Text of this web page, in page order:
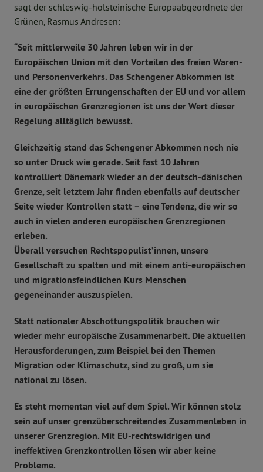
sagt der schleswig-holsteinische Europaabgeordnete der
Grünen, Rasmus Andresen:
“Seit mittlerweile 30 Jahren leben wir in der
Europäischen Union mit den Vorteilen des freien Waren-
und Personenverkehrs. Das Schengener Abkommen ist
eine der größten Errungenschaften der EU und vor allem
in europäischen Grenzregionen ist uns der Wert dieser
Regelung alltäglich bewusst.
Gleichzeitig stand das Schengener Abkommen noch nie
so unter Druck wie gerade. Seit fast 10 Jahren
kontrolliert Dänemark wieder an der deutsch-dänischen
Grenze, seit letztem Jahr finden ebenfalls auf deutscher
Seite wieder Kontrollen statt – eine Tendenz, die wir so
auch in vielen anderen europäischen Grenzregionen
erleben.
Überall versuchen Rechtspopulist’innen, unsere
Gesellschaft zu spalten und mit einem anti-europäischen
und migrationsfeindlichen Kurs Menschen
gegeneinander auszuspielen.
Statt nationaler Abschottungspolitik brauchen wir
wieder mehr europäische Zusammenarbeit. Die aktuellen
Herausforderungen, zum Beispiel bei den Themen
Migration oder Klimaschutz, sind zu groß, um sie
national zu lösen.
Es steht momentan viel auf dem Spiel. Wir können stolz
sein auf unser grenzüberschreitendes Zusammenleben in
unserer Grenzregion. Mit EU-rechtswidrigen und
ineffektiven Grenzkontrollen lösen wir aber keine
Probleme.